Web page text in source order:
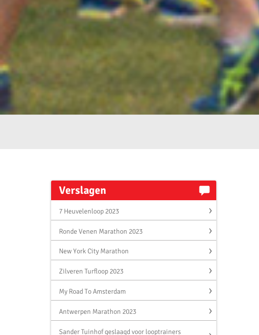
Verslagen
7 Heuvelenloop 2023
Ronde Venen Marathon 2023
New York City Marathon
Zilveren Turfloop 2023
My Road To Amsterdam
Antwerpen Marathon 2023
Sander Tuinhof geslaagd voor looptrainers